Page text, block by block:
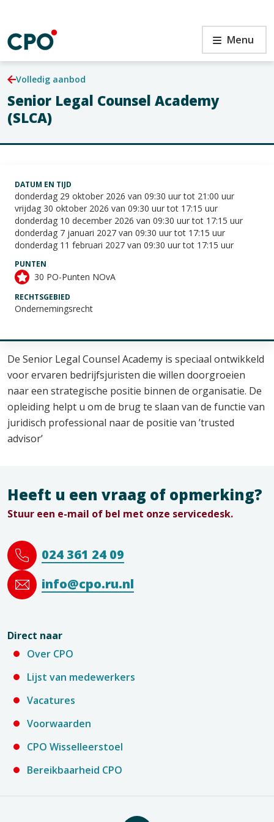
de
inhoud
Senior
Legal
Counsel
Academy
Menu
Volledig aanbod
Senior Legal Counsel Academy
(SLCA)
De Senior Legal Counsel Academy is speciaal ontwikkeld
voor ervaren bedrijfsjuristen die willen doorgroeien
naar een strategische positie binnen de organisatie. De
opleiding helpt u om de brug te slaan van de functie van
juridisch professional naar de positie van ’trusted
advisor’
DATUM EN TIJD
donderdag 29 oktober 2026 van 09:30 uur tot 21:00 uur
vrijdag 30 oktober 2026 van 09:30 uur tot 17:15 uur
donderdag 10 december 2026 van 09:30 uur tot 17:15 uur
donderdag 7 januari 2027 van 09:30 uur tot 17:15 uur
donderdag 11 februari 2027 van 09:30 uur tot 17:15 uur
PUNTEN
30 PO-Punten NOvA
RECHTSGEBIED
Ondernemingsrecht
Heeft u een vraag of opmerking?
Stuur een e-mail of bel met onze servicedesk.
024 361 24 09
info@cpo.ru.nl
Direct naar
Over CPO
Lijst van medewerkers
Vacatures
Voorwaarden
CPO Wisselleerstoel
Bereikbaarheid CPO